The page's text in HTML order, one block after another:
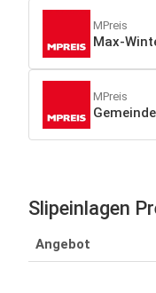
MPreis
Max-
MPreis
Slipeinlagen
Angebot